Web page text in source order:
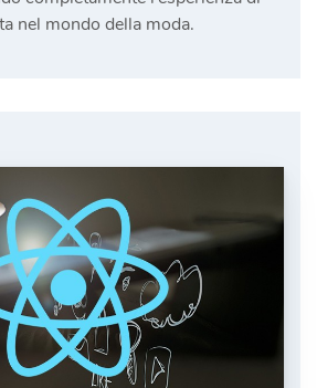
nel mondo della moda.